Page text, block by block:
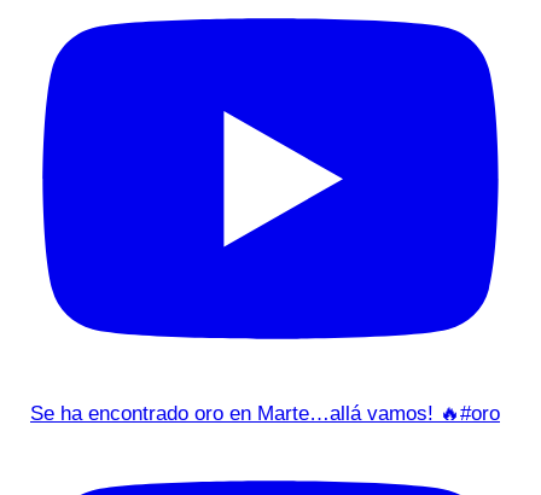
Se ha encontrado oro en Marte…allá vamos! 🔥#oro